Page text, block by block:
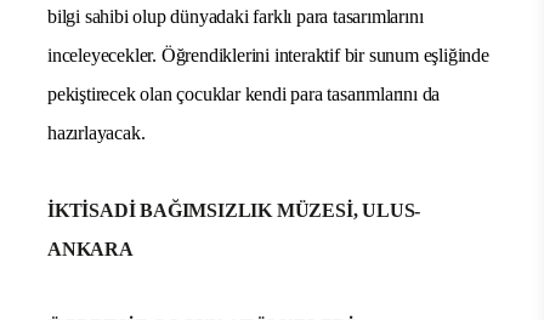
bilgi sahibi olup dünyadaki farklı para tasarımlarını
inceleyecekler. Öğrendiklerini interaktif bir sunum eşliğinde
pekiştirecek olan çocuklar kendi para tasarımlarını da
hazırlayacak.
İKTİSADİ BAĞIMSIZLIK MÜZESİ, ULUS-
ANKARA